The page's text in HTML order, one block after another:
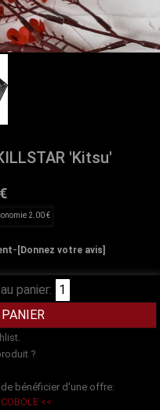
'Kitsu'
€
2.00 €
- [Donnez votre avis]
panier:
?
bénéficier d'une offre:
<<